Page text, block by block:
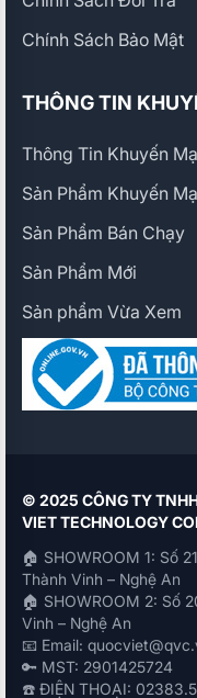
Chính Sách Bảo Mật
THÔNG TIN
Thông Tin Khuyến
Sản Phẩm Khuyến
Sản Phẩm Bán Chạy
Sản Phẩm Mới
Sản phẩm Vừa Xem
© 2025 CÔNG TY
VIET TECHNOLOGY
🏠 SHOWROOM 1: Số
Thành Vinh – Nghệ An
🏠 SHOWROOM 2: Số
Vinh – Nghệ An
📧 Email:
🔑 MST: 2901425724
☎️ ĐIỆN THOẠI: